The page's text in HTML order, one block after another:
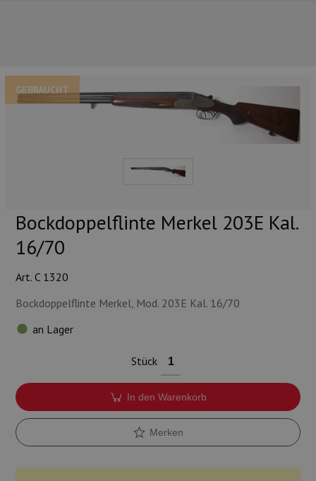
GEBRAUCHT
Bockdoppelflinte Merkel 203E Kal.
16/70
Art. C 1320
Bockdoppelflinte Merkel, Mod. 203E Kal. 16/70
an Lager
Stück
In den Warenkorb
Merken
UNSERE TOP-KATEGORIEN
Munition
Lampen und Zubehör